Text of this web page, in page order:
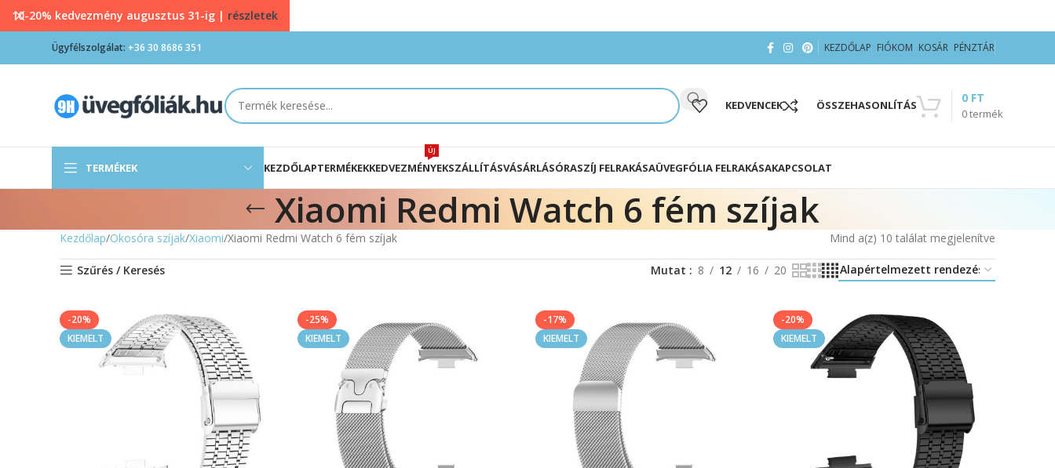
Ügyfélszolgálat: +36 30 8686 351 KEZDŐLAP FIÓKOM KOSÁR PÉNZTÁR
KEDVENCEK ÖSSZEHASONLÍTÁS
0termék
0 FT
TERMÉKEK KEZDŐLAPTERMÉKEKKEDVEZMÉNYEK
ÚJ
SZÁLLÍTÁSVÁSÁRLÁSÓRASZÍJ FELRAKÁSAÜVEGFÓLIA FELRAKÁSAKAPCSOLAT
Xiaomi Redmi Watch 6 fém szíjak
Kezdőlap Okosóra szíjak Xiaomi Xiaomi Redmi Watch 6 fém szíjak Mind a(z) 10 találat megjelenítve
Szűrés / Keresés Mutat 8 12 16 20
-20%
KIEMELT
-25%
KIEMELT
-17%
KIEMELT
-20%
KIEMELT
10-20% kedvezmény augusztus 31-ig | részletek